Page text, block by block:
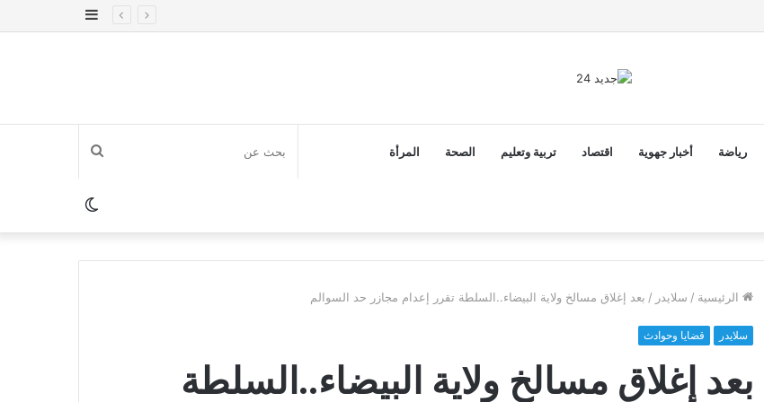
لمنتخب كوت ديفوار
إضافة
رياضة أخبار جهوية اقتصاد تربية وتعليم الصحة المرأة بحث
عنالوضع
المظلم
الرئيسية / سلايدر / بعد إغلاق مسالخ ولاية البيضاء..السلطة تقرر إعدام مجازر حد السوالم
سلايدر قضايا وحوادث
بعد إغلاق مسالخ ولاية البيضاء..السلطة